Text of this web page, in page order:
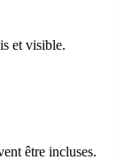
et visible.
être incluses.